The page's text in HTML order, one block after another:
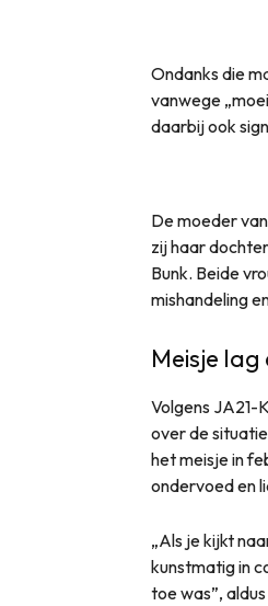
Ondanks die
vanwege
daarbij ook
De moeder
zij haar
Bunk. Beide
mishandeling
Meisje
Volgens JA21-
over de
het meisje in
ondervoed en
„Als je kijkt
kunstmatig in
toe was”,